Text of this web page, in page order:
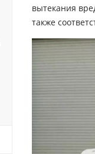
вытекания
также